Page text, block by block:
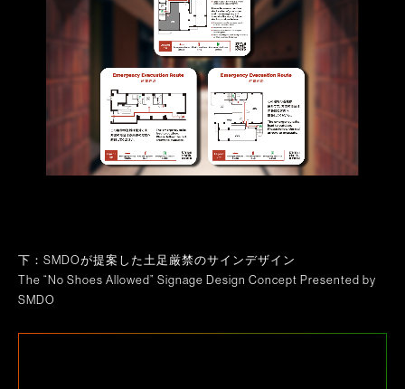
下：SMDOが提案した土足厳禁のサインデザイン
The “No Shoes Allowed” Signage Design Concept Presented by
SMDO